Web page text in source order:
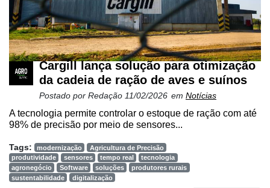
Cargill lança solução para otimização
da cadeia de ração de aves e suínos
Postado por Redação 11/02/2026 em Notícias
A tecnologia permite controlar o estoque de ração com até
98% de precisão por meio de sensores...
Tags: modernização
Agricultura de Precisão
produtividade
sensores tempo real
tecnologia
agronegócio
Software soluções
produtores rurais
sustentabilidade
digitalização